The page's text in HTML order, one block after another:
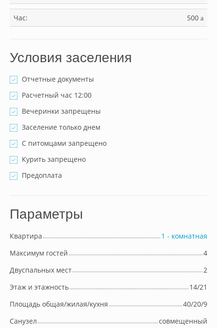
Час: 500 a
Условия заселения
Отчетные документы
Расчетный час 12:00
Вечеринки запрещены
Заселение только днем
С питомцами запрещено
Курить запрещено
Предоплата
Параметры
Квартира
1 - комнатная
Максимум гостей
4
Двуспальных мест
2
Этаж и этажность
14/21
Площадь общая/жилая/кухня
40/20/9
Cанузел
совмещенный